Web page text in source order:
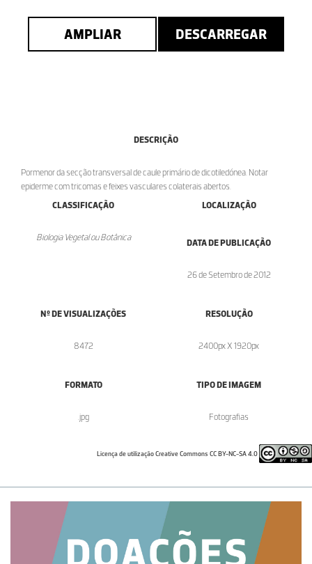
AMPLIAR DESCARREGAR
DESCRIÇÃO
Pormenor da secção transversal de caule primário de dicotiledónea. Notar
epiderme com tricomas e feixes vasculares colaterais abertos.
CLASSIFICAÇÃO
Biologia Vegetal ou Botânica
LOCALIZAÇÃO
DATA DE PUBLICAÇÃO
26 de Setembro de 2012
Nº DE VISUALIZAÇÕES
8472
RESOLUÇÃO
2400px X 1920px
FORMATO
.jpg
TIPO DE IMAGEM
Fotografias
Licença de utilização Creative Commons CC BY-NC-SA 4.0